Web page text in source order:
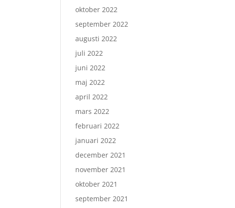
oktober 2022
september 2022
augusti 2022
juli 2022
juni 2022
maj 2022
april 2022
mars 2022
februari 2022
januari 2022
december 2021
november 2021
oktober 2021
september 2021